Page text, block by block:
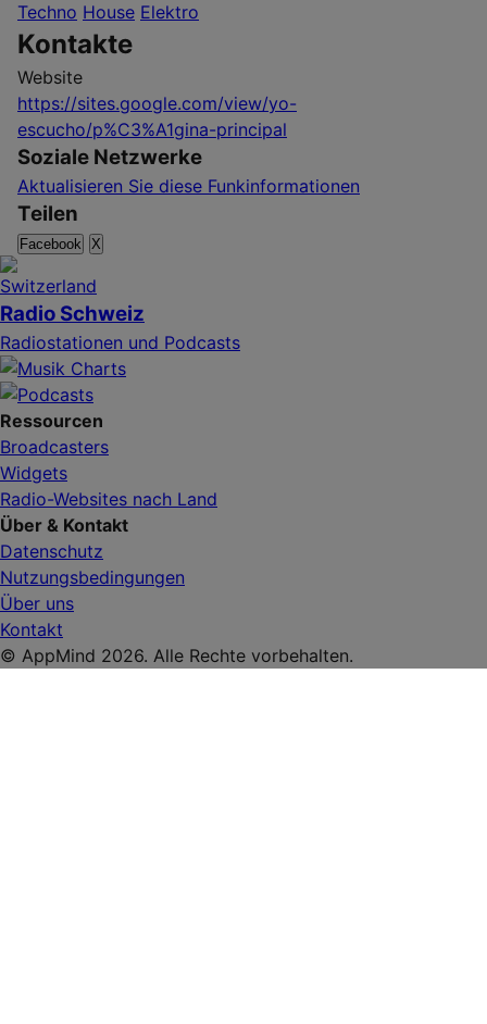
Techno House Elektro
Kontakte
Website
https://sites.google.com/view/yo-
escucho/p%C3%A1gina-principal
Soziale Netzwerke
Aktualisieren Sie diese Funkinformationen
Teilen
Facebook X
Radio Schweiz
Radiostationen und Podcasts
Ressourcen
Broadcasters
Widgets
Radio-Websites nach Land
Über & Kontakt
Datenschutz
Nutzungsbedingungen
Über uns
Kontakt
© AppMind 2026. Alle Rechte vorbehalten.